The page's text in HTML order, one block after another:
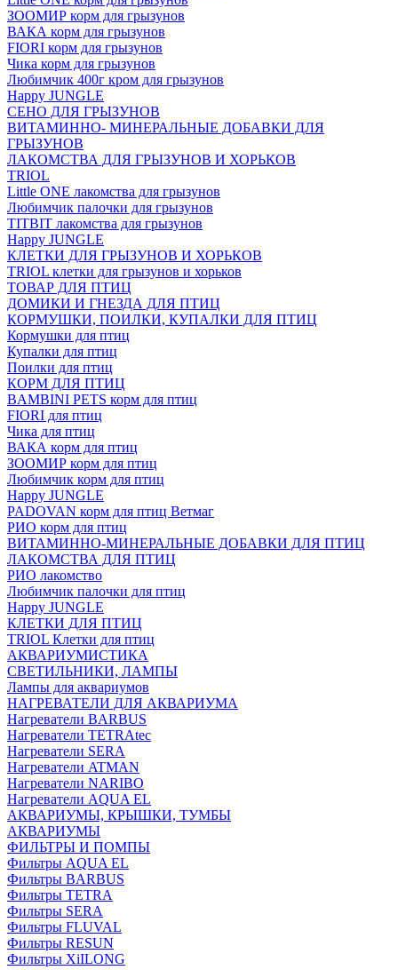
ЗООМИР корм для грызунов
ВАКА корм для грызунов
FIORI корм для грызунов
Чика корм для грызунов
Любимчик 400г кром для грызунов
Happy JUNGLE
СЕНО ДЛЯ ГРЫЗУНОВ
ВИТАМИННО- МИНЕРАЛЬНЫЕ ДОБАВКИ ДЛЯ
ГРЫЗУНОВ
ЛАКОМСТВА ДЛЯ ГРЫЗУНОВ И ХОРЬКОВ
TRIOL
Little ONE лакомства для грызунов
Любимчик палочки для грызунов
TITBIT лакомства для грызунов
Happy JUNGLE
КЛЕТКИ ДЛЯ ГРЫЗУНОВ И ХОРЬКОВ
TRIOL клетки для грызунов и хорьков
ТОВАР ДЛЯ ПТИЦ
ДОМИКИ И ГНЕЗДА ДЛЯ ПТИЦ
КОРМУШКИ, ПОИЛКИ, КУПАЛКИ ДЛЯ ПТИЦ
Кормушки для птиц
Купалки для птиц
Поилки для птиц
КОРМ ДЛЯ ПТИЦ
BAMBINI PETS корм для птиц
FIORI для птиц
Чика для птиц
ВАКА корм для птиц
ЗООМИР корм для птиц
Любимчик корм для птиц
Happy JUNGLE
PADOVAN корм для птиц Ветмаг
РИО корм для птиц
ВИТАМИННО-МИНЕРАЛЬНЫЕ ДОБАВКИ ДЛЯ ПТИЦ
ЛАКОМСТВА ДЛЯ ПТИЦ
РИО лакомство
Любимчик палочки для птиц
Happy JUNGLE
КЛЕТКИ ДЛЯ ПТИЦ
TRIOL Клетки для птиц
АКВАРИУМИСТИКА
СВЕТИЛЬНИКИ, ЛАМПЫ
Лампы для аквариумов
НАГРЕВАТЕЛИ ДЛЯ АКВАРИУМА
Нагреватели BARBUS
Нагреватели TETRAtec
Нагреватели SERA
Нагреватели ATMAN
Нагреватели NARIBO
Нагреватели AQUA EL
АКВАРИУМЫ, КРЫШКИ, ТУМБЫ
АКВАРИУМЫ
ФИЛЬТРЫ И ПОМПЫ
Фильтры AQUA EL
Фильтры BARBUS
Фильтры ТETRA
Фильтры SERA
Фильтры FLUVAL
Фильтры RESUN
Фильтры XiILONG